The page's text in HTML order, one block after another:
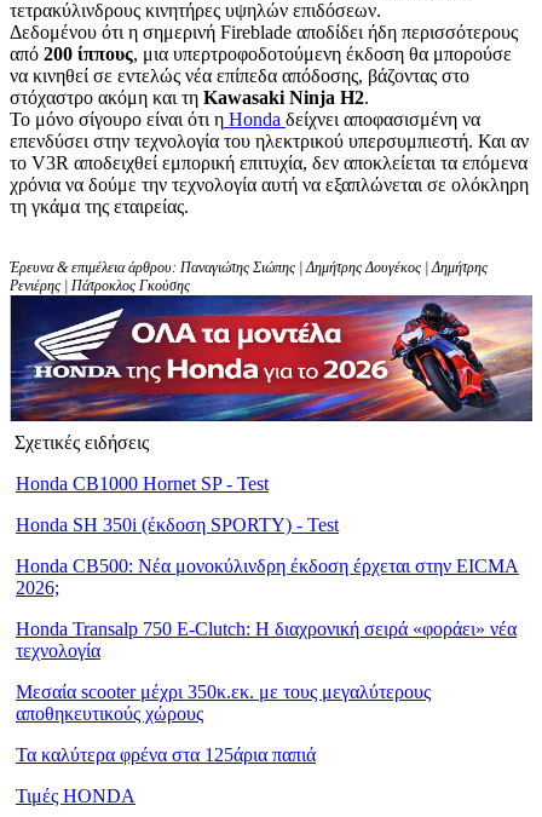
τετρακύλινδρους κινητήρες υψηλών επιδόσεων.
Δεδομένου ότι η σημερινή Fireblade αποδίδει ήδη περισσότερους
από 200 ίππους, μια υπερτροφοδοτούμενη έκδοση θα μπορούσε
να κινηθεί σε εντελώς νέα επίπεδα απόδοσης, βάζοντας στο
στόχαστρο ακόμη και τη Kawasaki Ninja H2.
Το μόνο σίγουρο είναι ότι η Honda δείχνει αποφασισμένη να
επενδύσει στην τεχνολογία του ηλεκτρικού υπερσυμπιεστή. Και αν
το V3R αποδειχθεί εμπορική επιτυχία, δεν αποκλείεται τα επόμενα
χρόνια να δούμε την τεχνολογία αυτή να εξαπλώνεται σε ολόκληρη
τη γκάμα της εταιρείας.
Έρευνα & επιμέλεια άρθρου: Παναγιώτης Σιώπης | Δημήτρης Δουγέκος | Δημήτρης
Ρενιέρης | Πάτροκλος Γκούσης
Σχετικές ειδήσεις
Honda CB1000 Hornet SP - Test
Honda SH 350i (έκδοση SPORTY) - Test
Honda CB500: Νέα μονοκύλινδρη έκδοση έρχεται στην EICMA
2026;
Honda Transalp 750 E-Clutch: Η διαχρονική σειρά «φοράει» νέα
τεχνολογία
Μεσαία scooter μέχρι 350κ.εκ. με τους μεγαλύτερους
αποθηκευτικούς χώρους
Τα καλύτερα φρένα στα 125άρια παπιά
Τιμές HONDA